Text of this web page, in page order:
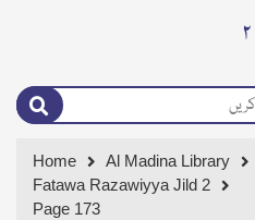
Home
Al Madina Library
Fatawa Razawiyya Jild 2
Page 173